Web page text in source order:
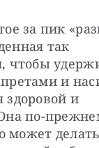
за пик
так
чтобы
и
здоровой и
по-
может